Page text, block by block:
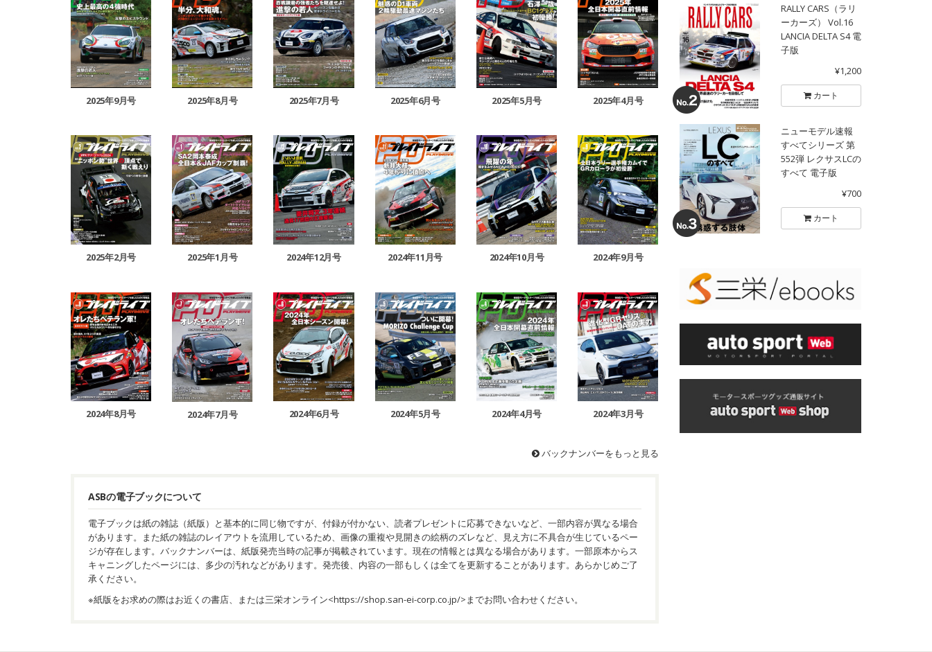
2025年9月号 2025年8月号 2025年7月号 2025年6月号 2025年5月号 2025年4月号
2025年2月号 2025年1月号 2024年12月号 2024年11月号 2024年10月号 2024年9月号
2024年8月号 2024年7月号 2024年6月号 2024年5月号 2024年4月号 2024年3月号
バックナンバーをもっと見る
ASBの電子ブックについて
電子ブックは紙の雑誌（紙版）と基本的に同じ物ですが、付録が付かない、読者プレゼントに応募できないなど、一部内容が異なる場合
があります。また紙の雑誌のレイアウトを流用しているため、画像の重複や見開きの絵柄のズレなど、見え方に不具合が生じているペー
ジが存在します。バックナンバーは、紙版発売当時の記事が掲載されています。現在の情報とは異なる場合があります。一部原本からス
キャニングしたページには、多少の汚れなどがあります。発売後、内容の一部もしくは全てを更新することがあります。あらかじめご了
承ください。
※紙版をお求めの際はお近くの書店、または三栄オンライン<https://shop.san-ei-corp.co.jp/>までお問い合わせください。
RALLY CARS（ラリ
ーカーズ） Vol.16
LANCIA DELTA S4 電
子版
¥1,200
カート
ニューモデル速報
すべてシリーズ 第
552弾 レクサスLCの
すべて 電子版
¥700
カート